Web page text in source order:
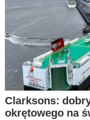
Clarksons:
okrętowego na